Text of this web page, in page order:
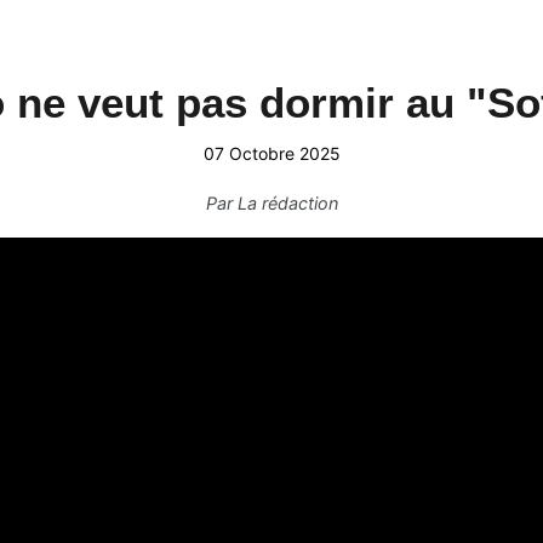
ne veut pas dormir au
07 Octobre 2025
ParLa rédaction